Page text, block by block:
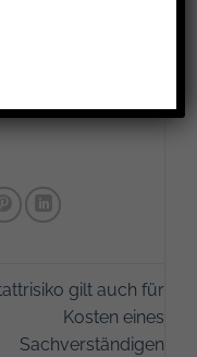
Regel genügt
der einem
gilt auch für
Kosten eines
Sachverständigen